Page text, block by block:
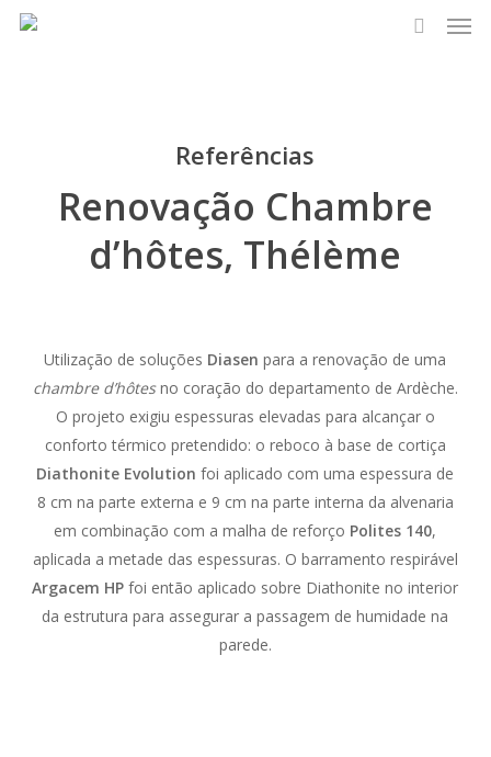
Skip
Referências
Renovação Chambre
d’hôtes, Thélème
Utilização de soluções Diasen para a renovação de uma
chambre d’hôtesno coração do departamento de Ardèche.
O projeto exigiu espessuras elevadas para alcançar o
conforto térmico pretendido: o reboco à base de cortiça
Diathonite Evolution foi aplicado com uma espessura de
8 cm na parte externa e 9 cm na parte interna da alvenaria
em combinação com a malha de reforço Polites 140,
aplicada a metade das espessuras. O barramento respirável
Argacem HP foi então aplicado sobre Diathonite no interior
da estrutura para assegurar a passagem de humidade na
parede.